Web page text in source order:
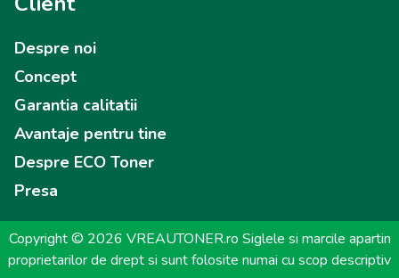
Despre noi
Concept
Garantia calitatii
Avantaje pentru tine
Despre ECO Toner
Presa
Copyright © 2026 VREAUTONER.ro Siglele si marcile apartin
proprietarilor de drept si sunt folosite numai cu scop descriptiv